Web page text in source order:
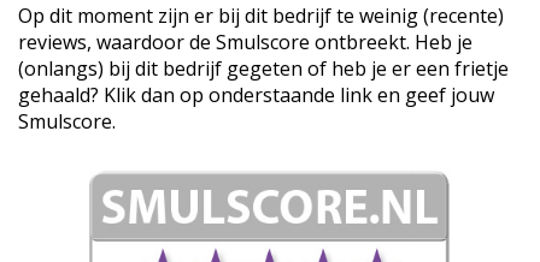
Op dit moment zijn er bij dit bedrijf te weinig (recente)
reviews, waardoor de Smulscore ontbreekt. Heb je
(onlangs) bij dit bedrijf gegeten of heb je er een frietje
gehaald? Klik dan op onderstaande link en geef jouw
Smulscore.